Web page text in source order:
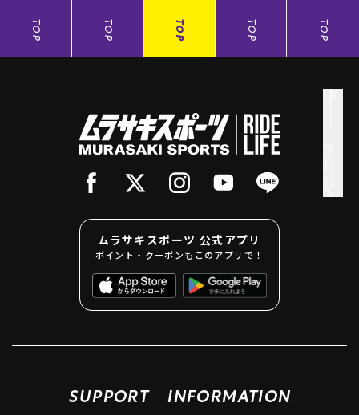
TOP TOP TOP TOP TOP
ムラサキスポーツ 公式アプリ
ポイント・クーポンもこのアプリで！
SUPPORT INFORMATION